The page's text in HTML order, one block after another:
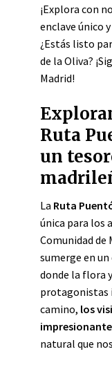
¡Explora con
enclave único
¿Estás listo
de la Oliva?
Madrid!
Ruta
un
La Ruta
única para los
Comunidad de
sumerge en
donde la flora
protagonistas
camino, los
natural que